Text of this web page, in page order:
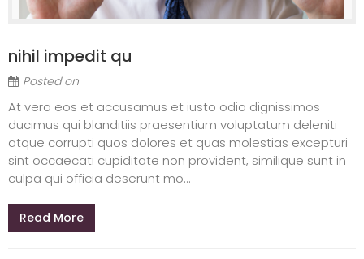
nihil impedit qu
Posted on
At vero eos et accusamus et iusto odio dignissimos
ducimus qui blanditiis praesentium voluptatum deleniti
atque corrupti quos dolores et quas molestias excepturi
sint occaecati cupiditate non provident, similique sunt in
culpa qui officia deserunt mo...
Read More